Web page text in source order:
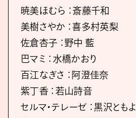
暁美ほむら ：斎藤千和
美樹さやか ：喜多村英梨
佐倉杏子 ：野中 藍
巴マミ ：水橋かおり
百江なぎさ ：阿澄佳奈
紫丁香 ：若山詩音
セルマ・テレーゼ ：黒沢ともよ